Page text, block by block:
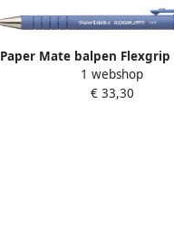
Paper Mate balpen Flexgrip
medium blauw 12
1 webshop
€ 33,30